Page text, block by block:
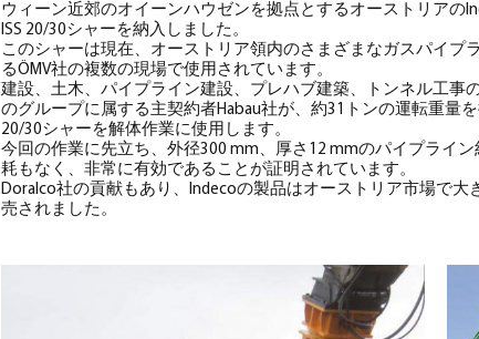
ウィーン近郊のオイーンハウゼンを拠点とするオーストリアの
ISS 20/30シャーを納入しました。
このシャーは現在、オーストリア領内のさまざまなガスパイプ
るÖMV社の複数の現場で使用されています。
建設、土木、パイプライン建設、プレハブ建築、トンネル工事
のグループに属する主契約者Habau社が、約31トンの運転重量
20/30シャーを解体作業に使用します。
今回の作業に先立ち、外径300 mm、厚さ12 mmのパイプライ
耗もなく、非常に有効であることが証明されています。
Doralco社の貢献もあり、Indecoの製品はオーストリア市場で
売されました。